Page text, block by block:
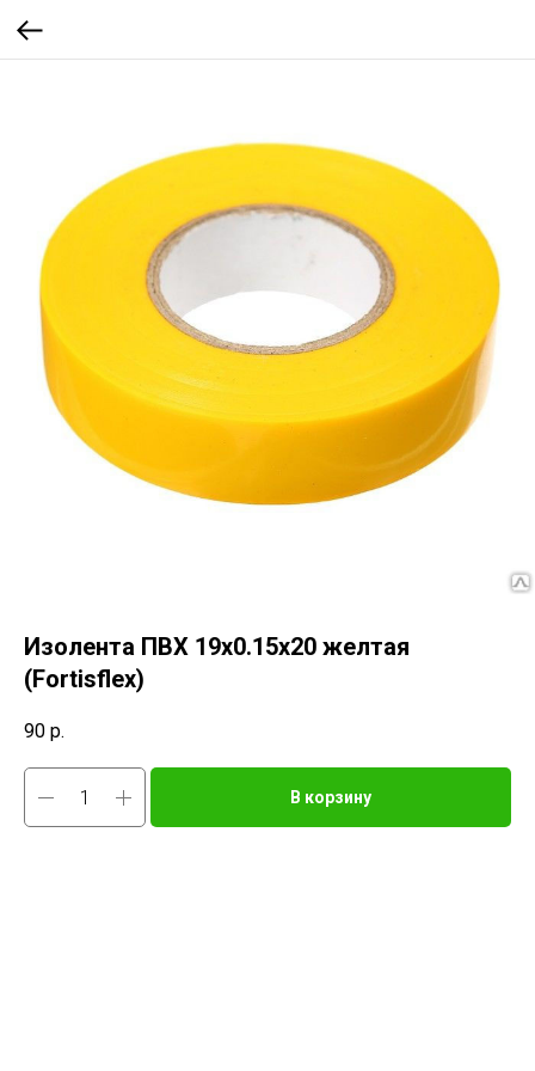
Изолента ПВХ 19х0.15x20 желтая
(Fortisflex)
90 р.
В корзину